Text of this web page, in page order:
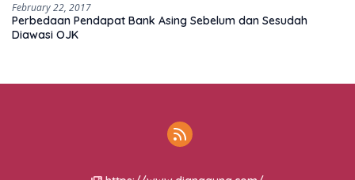
February 22, 2017
Perbedaan Pendapat Bank Asing Sebelum dan Sesudah
Diawasi OJK